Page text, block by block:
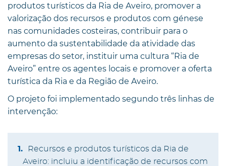
produtos turísticos da Ria de Aveiro, promover a
valorização dos recursos e produtos com génese
nas comunidades costeiras, contribuir para o
aumento da sustentabilidade da atividade das
empresas do setor, instituir uma cultura “Ria de
Aveiro” entre os agentes locais e promover a oferta
turística da Ria e da Região de Aveiro.
O projeto foi implementado segundo três linhas de
intervenção:
Recursos e produtos turísticos da Ria de
Aveiro: incluiu a identificação de recursos com